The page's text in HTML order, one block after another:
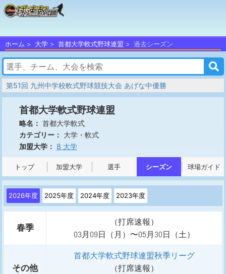
ホーム 大学 首都大学軟式野球連盟 過去シーズン
第51回 九州中学校軟式野球競技大会 あげな中優勝
首都大学軟式野球連盟
略名： 首都大学軟式
カテゴリー： 大学・軟式
加盟大学： 8 大学
トップ 加盟大学 選手 シーズン 球場ガイド
2026年度 2025年度 2024年度 2023年度
春季
（打席速報）
03月09日（月）〜05月30日（土）
その他
首都大学軟式野球連盟秋季リーグ
（打席速報）